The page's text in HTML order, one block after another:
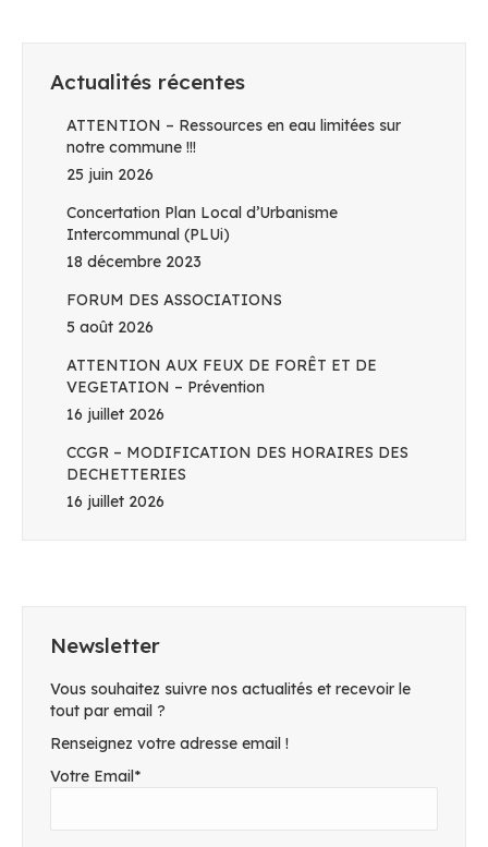
Actualités récentes
ATTENTION – Ressources en eau limitées sur
notre commune !!!
25 juin 2026
Concertation Plan Local d’Urbanisme
Intercommunal (PLUi)
18 décembre 2023
FORUM DES ASSOCIATIONS
5 août 2026
ATTENTION AUX FEUX DE FORÊT ET DE
VEGETATION – Prévention
16 juillet 2026
CCGR – MODIFICATION DES HORAIRES DES
DECHETTERIES
16 juillet 2026
Newsletter
Vous souhaitez suivre nos actualités et recevoir le
tout par email ?
Renseignez votre adresse email !
Votre Email*